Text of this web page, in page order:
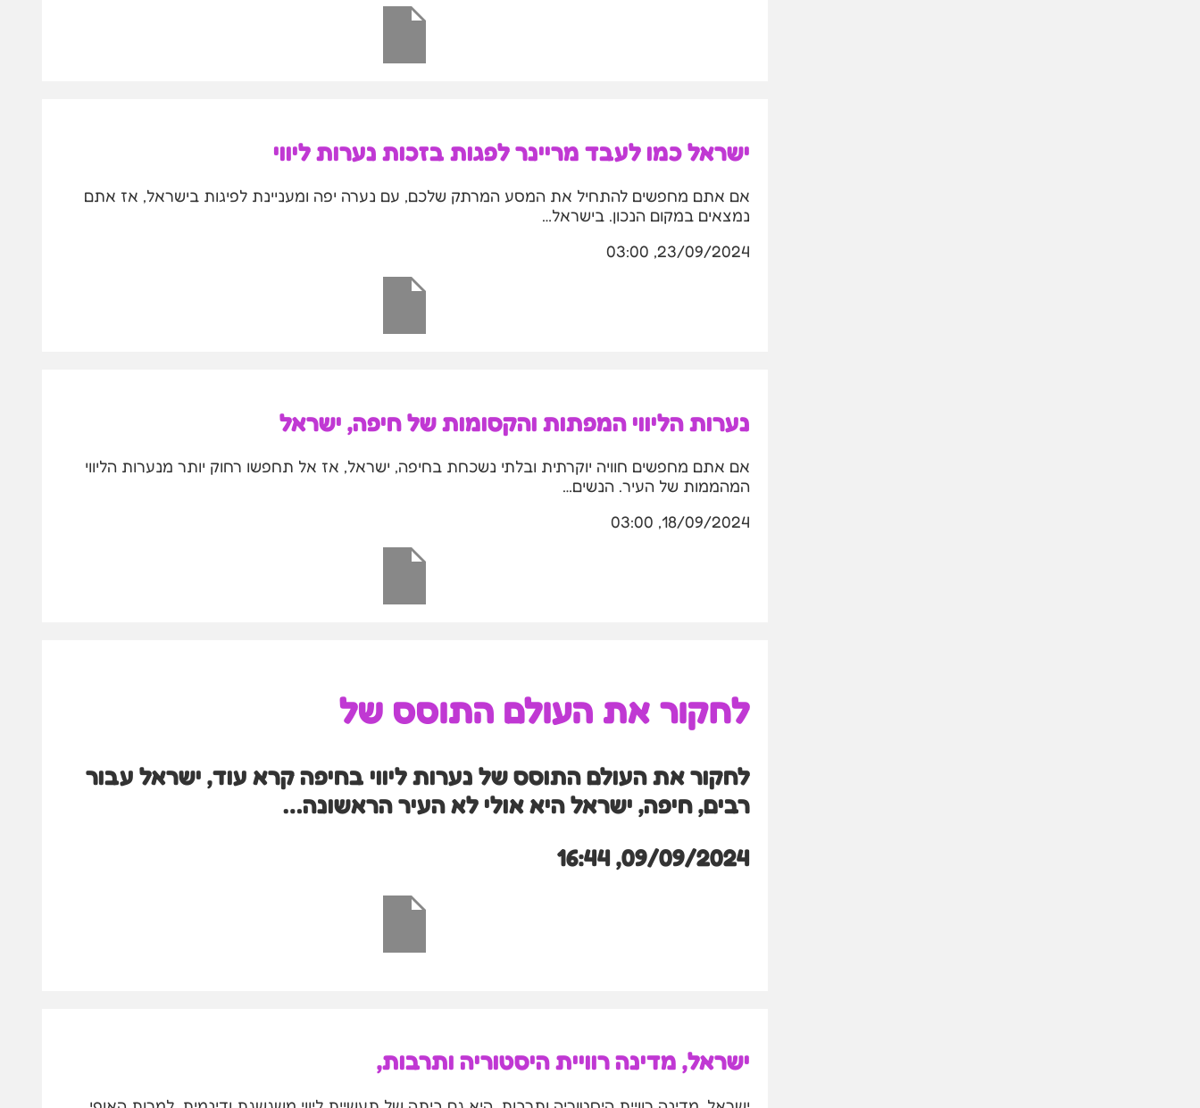
ישראל כמו לעבד מריינר לפגות בזכות נערות ליווי
אם אתם מחפשים להתחיל את המסע המרתק שלכם, עם נערה יפה ומעניינת לפיגות בישראל, אז אתם
נמצאים במקום הנכון. בישראל…
23/09/2024, 03:00
נערות הליווי המפתות והקסומות של חיפה, ישראל
אם אתם מחפשים חוויה יוקרתית ובלתי נשכחת בחיפה, ישראל, אז אל תחפשו רחוק יותר מנערות הליווי
המהממות של העיר. הנשים…
18/09/2024, 03:00
לחקור את העולם התוסס של
לחקור את העולם התוסס של נערות ליווי בחיפה קרא עוד, ישראל עבור
רבים, חיפה, ישראל היא אולי לא העיר הראשונה…
09/09/2024, 16:44
ישראל, מדינה רוויית היסטוריה ותרבות,